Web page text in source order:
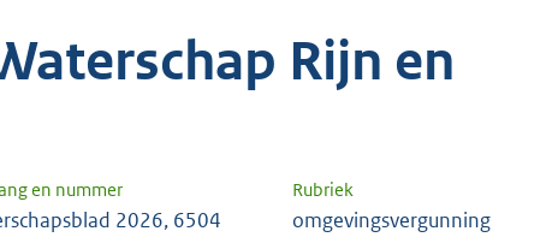
Rijn en
en nummer Rubriek
2026, 6504 omgevingsvergunning